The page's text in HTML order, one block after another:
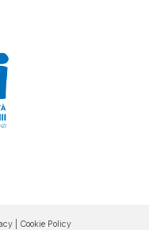
Cookie Policy